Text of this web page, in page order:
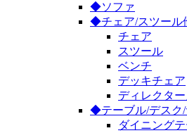
◆ソファ
◆チェア/スツール
チェア
スツール
ベンチ
デッキチェア
ディレクタ
◆テーブル/デスク
ダイニング